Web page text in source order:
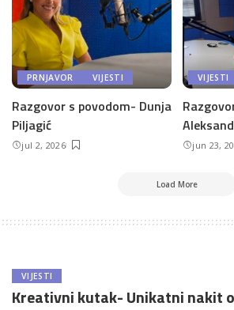
PRNJAVOR VIJESTI
Razgovor s povodom- Dunja
Piljagić
jul 2, 2026
VIJESTI
jun 23,
Load More
VIJESTI
Kreativni kutak- Unikatni nakit